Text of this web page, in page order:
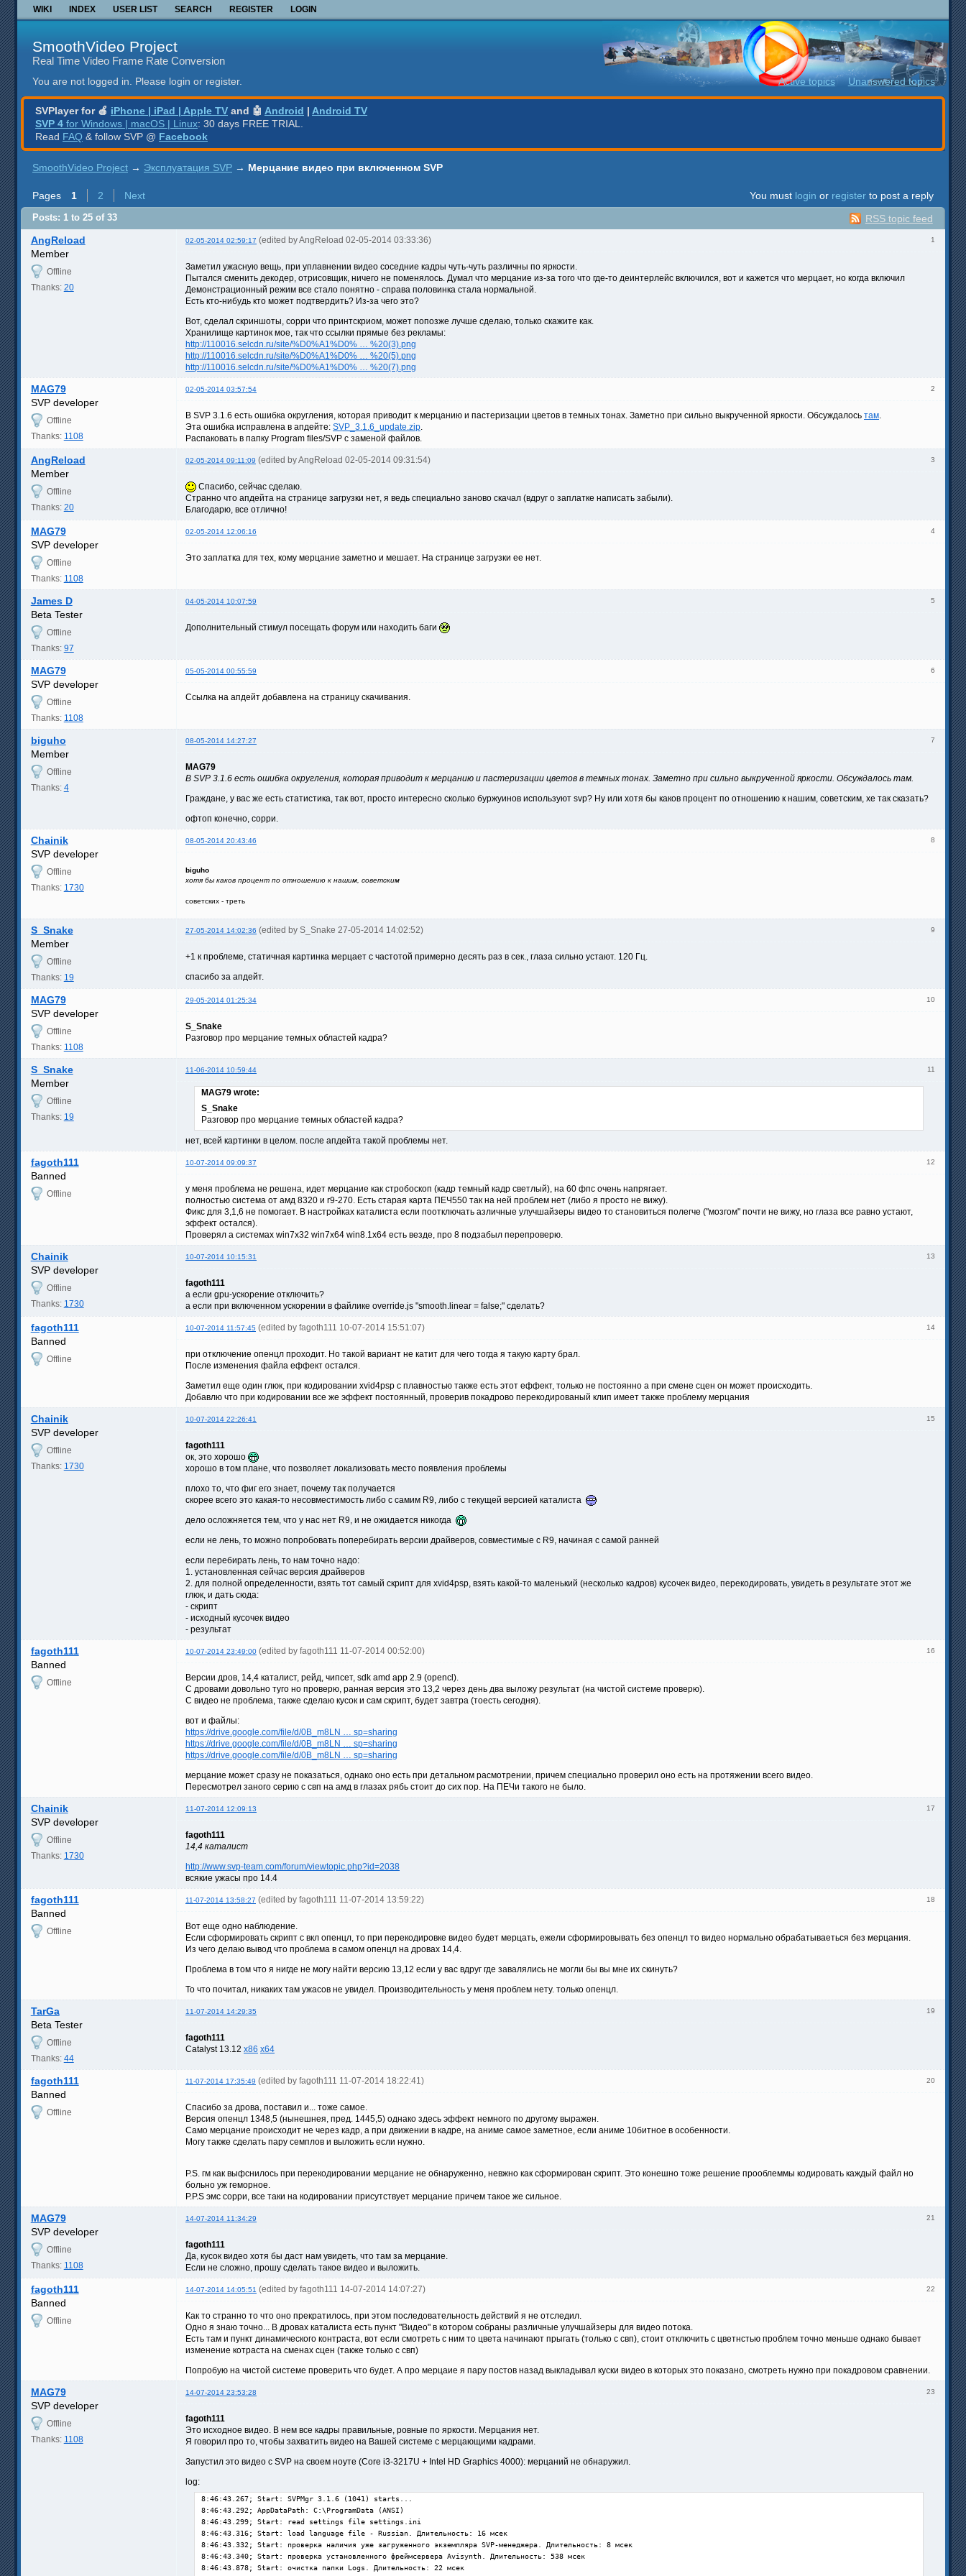
WIKI INDEX USER LIST SEARCH REGISTER LOGIN
SmoothVideo Project
Real Time Video Frame Rate Conversion
You are not logged in. Please login or register. Active topics Unanswered topics
SVPlayer for 🍎 iPhone | iPad | Apple TV and 🤖 Android | Android TV
SVP 4 for Windows | macOS | Linux: 30 days FREE TRIAL.
Read FAQ & follow SVP @ Facebook
SmoothVideo Project → Эксплуатация SVP → Мерцание видео при включенном SVP
Pages 1 2 Next You must login or register to post a reply
RSS topic feed
Posts: 1 to 25 of 33
1
AngReload 02-05-2014 02:59:17 (edited by AngReload 02-05-2014 03:33:36)
Member
Offline
Thanks: 20
Заметил ужасную вещь, при уплавнении видео соседние кадры чуть-чуть различны по яркости.
Пытался сменить декодер, отрисовщик, ничего не поменялось. Думал что мерцание из-за того что где-то деинтерлейс включился, вот и кажется что мерцает, но когда включил
Демонстрационный режим все стало понятно - справа половинка стала нормальной.
Есть кто-нибудь кто может подтвердить? Из-за чего это?
Вот, сделал скриншоты, сорри что принтскриом, может попозже лучше сделаю, только скажите как.
Хранилище картинок мое, так что ссылки прямые без рекламы:
http://110016.selcdn.ru/site/%D0%A1%D0% … %20(3).png
http://110016.selcdn.ru/site/%D0%A1%D0% … %20(5).png
http://110016.selcdn.ru/site/%D0%A1%D0% … %20(7).png
2
MAG79 02-05-2014 03:57:54
SVP developer
Offline
Thanks: 1108
В SVP 3.1.6 есть ошибка округления, которая приводит к мерцанию и пастеризации цветов в темных тонах. Заметно при сильно выкрученной яркости. Обсуждалось там.
Эта ошибка исправлена в апдейте: SVP_3.1.6_update.zip.
Распаковать в папку Program files/SVP с заменой файлов.
3
AngReload 02-05-2014 09:11:09 (edited by AngReload 02-05-2014 09:31:54)
Member
Offline
Thanks: 20
Спасибо, сейчас сделаю.
Странно что апдейта на странице загрузки нет, я ведь специально заново скачал (вдруг о заплатке написать забыли).
Благодарю, все отлично!
4
MAG79 02-05-2014 12:06:16
SVP developer
Offline
Thanks: 1108
Это заплатка для тех, кому мерцание заметно и мешает. На странице загрузки ее нет.
5
James D 04-05-2014 10:07:59
Beta Tester
Offline
Thanks: 97
Дополнительный стимул посещать форум или находить баги
6
MAG79 05-05-2014 00:55:59
SVP developer
Offline
Thanks: 1108
Ссылка на апдейт добавлена на страницу скачивания.
7
biguho 08-05-2014 14:27:27
Member
Offline
Thanks: 4
MAG79
В SVP 3.1.6 есть ошибка округления, которая приводит к мерцанию и пастеризации цветов в темных тонах. Заметно при сильно выкрученной яркости. Обсуждалось там.
Граждане, у вас же есть статистика, так вот, просто интересно сколько буржуинов используют svp? Ну или хотя бы каков процент по отношению к нашим, советским, хе так сказать?
офтоп конечно, сорри.
8
Chainik 08-05-2014 20:43:46
SVP developer
Offline
Thanks: 1730
biguho
хотя бы каков процент по отношению к нашим, советским
советских - треть
9
S_Snake 27-05-2014 14:02:36 (edited by S_Snake 27-05-2014 14:02:52)
Member
Offline
Thanks: 19
+1 к проблеме, статичная картинка мерцает с частотой примерно десять раз в сек., глаза сильно устают. 120 Гц.
спасибо за апдейт.
10
MAG79 29-05-2014 01:25:34
SVP developer
Offline
Thanks: 1108
S_Snake
Разговор про мерцание темных областей кадра?
11
S_Snake 11-06-2014 10:59:44
Member
Offline
Thanks: 19
MAG79 wrote:
S_Snake
Разговор про мерцание темных областей кадра?
нет, всей картинки в целом. после апдейта такой проблемы нет.
12
fagoth111 10-07-2014 09:09:37
Banned
Offline
у меня проблема не решена, идет мерцание как стробоскоп (кадр темный кадр светлый), на 60 фпс очень напрягает.
полностью система от амд 8320 и r9-270. Есть старая карта ПЕЧ550 так на ней проблем нет (либо я просто не вижу).
Фикс для 3,1,6 не помогает. В настройках каталиста если поотключать азличные улучшайзеры видео то становиться полегче ("мозгом" почти не вижу, но глаза все равно устают,
эффект остался).
Проверял а системах win7x32 win7x64 win8.1x64 есть везде, про 8 подзабыл перепроверю.
13
Chainik 10-07-2014 10:15:31
SVP developer
Offline
Thanks: 1730
fagoth111
а если gpu-ускорение отключить?
а если при включенном ускорении в файлике override.js "smooth.linear = false;" сделать?
14
fagoth111 10-07-2014 11:57:45 (edited by fagoth111 10-07-2014 15:51:07)
Banned
Offline
при отключение опенцл проходит. Но такой вариант не катит для чего тогда я такую карту брал.
После изменения файла еффект остался.
Заметил еще один глюк, при кодировании xvid4psp с плавностью также есть этот еффект, только не постоянно а при смене сцен он может происходить.
Добавлю что при кодировании все же эффект постоянный, проверив покадрово перекодированый клип имеет также проблему мерцания
15
Chainik 10-07-2014 22:26:41
SVP developer
Offline
Thanks: 1730
fagoth111
ок, это хорошо
хорошо в том плане, что позволяет локализовать место появления проблемы
плохо то, что фиг его знает, почему так получается
скорее всего это какая-то несовместимость либо с самим R9, либо с текущей версией каталиста
дело осложняется тем, что у нас нет R9, и не ожидается никогда
если не лень, то можно попробовать поперебирать версии драйверов, совместимые с R9, начиная с самой ранней
если перебирать лень, то нам точно надо:
1. установленная сейчас версия драйверов
2. для полной определенности, взять тот самый скрипт для xvid4psp, взять какой-то маленький (несколько кадров) кусочек видео, перекодировать, увидеть в результате этот же
глюк, и дать сюда:
- скрипт
- исходный кусочек видео
- результат
16
fagoth111 10-07-2014 23:49:00 (edited by fagoth111 11-07-2014 00:52:00)
Banned
Offline
Версии дров, 14,4 каталист, рейд, чипсет, sdk amd app 2.9 (opencl).
С дровами довольно туго но проверю, ранная версия это 13,2 через день два выложу результат (на чистой системе проверю).
С видео не проблема, также сделаю кусок и сам скрипт, будет завтра (тоесть сегодня).
вот и файлы:
https://drive.google.com/file/d/0B_m8LN … sp=sharing
https://drive.google.com/file/d/0B_m8LN … sp=sharing
https://drive.google.com/file/d/0B_m8LN … sp=sharing
мерцание может сразу не показаться, однако оно есть при детальном расмотрении, причем специально проверил оно есть на протяжении всего видео.
Пересмотрел заного серию с свп на амд в глазах рябь стоит до сих пор. На ПЕЧи такого не было.
17
Chainik 11-07-2014 12:09:13
SVP developer
Offline
Thanks: 1730
fagoth111
14,4 каталист
http://www.svp-team.com/forum/viewtopic.php?id=2038
всякие ужасы про 14.4
18
fagoth111 11-07-2014 13:58:27 (edited by fagoth111 11-07-2014 13:59:22)
Banned
Offline
Вот еще одно наблюдение.
Если сформировать скрипт с вкл опенцл, то при перекодировке видео будет мерцать, ежели сформировывать без опенцл то видео нормально обрабатываеться без мерцания.
Из чего делаю вывод что проблема в самом опенцл на дровах 14,4.
Проблема в том что я нигде не могу найти версию 13,12 если у вас вдруг где завалялись не могли бы вы мне их скинуть?
То что почитал, никаких там ужасов не увидел. Производительность у меня проблем нету. только опенцл.
19
TarGa 11-07-2014 14:29:35
Beta Tester
Offline
Thanks: 44
fagoth111
Catalyst 13.12 x86 x64
20
fagoth111 11-07-2014 17:35:49 (edited by fagoth111 11-07-2014 18:22:41)
Banned
Offline
Спасибо за дрова, поставил и... тоже самое.
Версия опенцл 1348,5 (нынешнея, пред. 1445,5) однако здесь эффект немного по другому выражен.
Само мерцание происходит не через кадр, а при движении в кадре, на аниме самое заметное, если аниме 10битное в особенности.
Могу также сделать пару семплов и выложить если нужно.
P.S. гм как выфснилось при перекодировании мерцание не обнаруженно, невжно как сформирован скрипт. Это конешно тоже решение прооблеммы кодировать каждый файл но
больно уж геморное.
P.P.S эмс сорри, все таки на кодировании присутствует мерцание причем такое же сильное.
21
MAG79 14-07-2014 11:34:29
SVP developer
Offline
Thanks: 1108
fagoth111
Да, кусок видео хотя бы даст нам увидеть, что там за мерцание.
Если не сложно, прошу сделать такое видео и выложить.
22
fagoth111 14-07-2014 14:05:51 (edited by fagoth111 14-07-2014 14:07:27)
Banned
Offline
Как то странно то что оно прекратилось, при этом последовательность действий я не отследил.
Одно я знаю точно... В дровах каталиста есть пункт "Видео" в котором собраны различные улучшайзеры для видео потока.
Есть там и пункт динамического контраста, вот если смотреть с ним то цвета начинают прыгать (только с свп), стоит отключить с цветнстью проблем точно меньше однако бывает
изменение котраста на сменах сцен (также только с свп)
Попробую на чистой системе проверить что будет. А про мерцаие я пару постов назад выкладывал куски видео в которых это показано, смотреть нужно при покадровом сравнении.
23
MAG79 14-07-2014 23:53:28
SVP developer
Offline
Thanks: 1108
fagoth111
Это исходное видео. В нем все кадры правильные, ровные по яркости. Мерцания нет.
Я говорил про то, чтобы захватить видео на Вашей системе с мерцающими кадрами.
Запустил это видео с SVP на своем ноуте (Core i3-3217U + Intel HD Graphics 4000): мерцаний не обнаружил.
log:
8:46:43.267; Start: SVPMgr 3.1.6 (1041) starts...
8:46:43.292; AppDataPath: C:\ProgramData (ANSI)
8:46:43.299; Start: read settings file settings.ini
8:46:43.316; Start: load language file - Russian. Длительность: 16 мсек
8:46:43.332; Start: проверка наличия уже загруженного экземпляра SVP-менеджера. Длительность: 8 мсек
8:46:43.340; Start: проверка установленного фреймсервера Avisynth. Длительность: 538 мсек
8:46:43.878; Start: очистка папки Logs. Длительность: 22 мсек